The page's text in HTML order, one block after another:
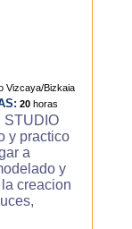
20 horas
STUDIO
y practico
a
y
creacion